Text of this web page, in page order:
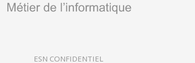
ESN CONFIDENTIEL